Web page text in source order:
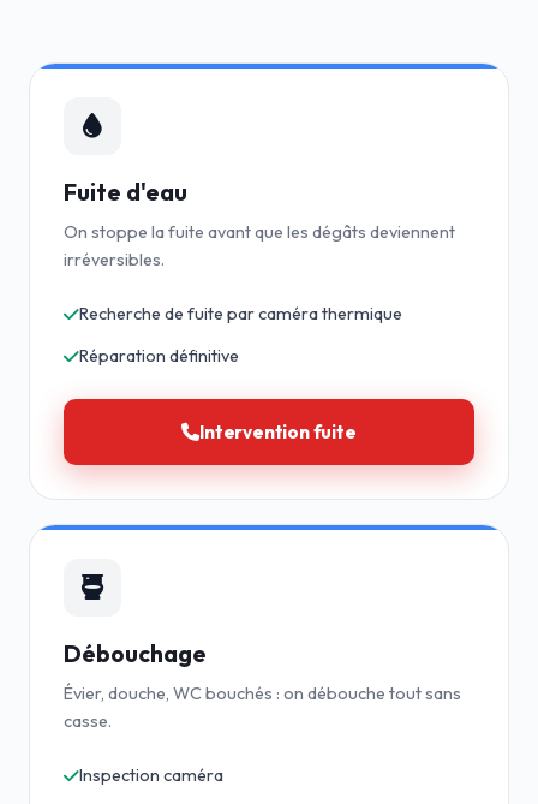
Fuite d'eau
On stoppe la fuite avant que les dégâts deviennent
irréversibles.
Recherche de fuite par caméra thermique
Réparation définitive
Intervention fuite
Débouchage
Évier, douche, WC bouchés : on débouche tout sans
casse.
Inspection caméra